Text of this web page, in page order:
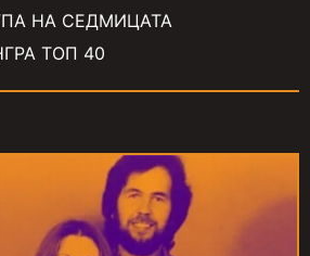
НА СЕДМИЦАТА
ТОП 40